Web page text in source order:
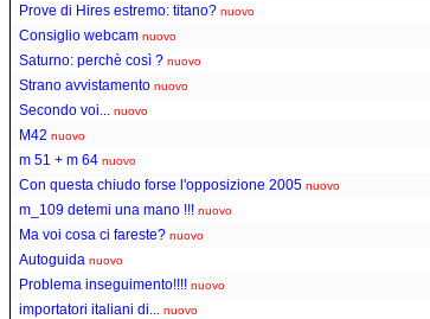
Prove di Hires estremo: titano? nuovo
Consiglio webcam nuovo
Saturno: perchè così ? nuovo
Strano avvistamento nuovo
Secondo voi...
nuovo
M42 nuovo
m 51 + m 64 nuovo
Con questa chiudo forse l'opposizione 2005 nuovo
m_109 detemi una mano !!! nuovo
Ma voi cosa ci fareste? nuovo
Autoguida nuovo
Problema inseguimento!!!! nuovo
importatori italiani di...
nuovo